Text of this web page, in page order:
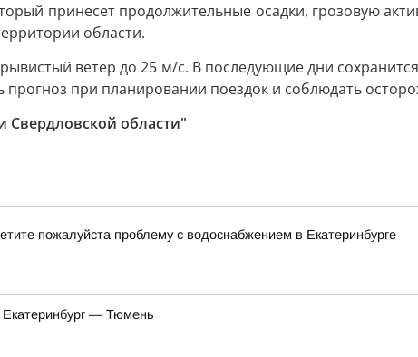
принесет продолжительные осадки, грозовую
области.
ветер до 25 м/с. В последующие дни
при планировании поездок и соблюдать
Свердловской области"
пожалуйста проблему с водоснабжением в Екатеринбурге
— Тюмень